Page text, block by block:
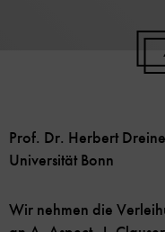
Prof. Dr. Herbert
Universität Bonn
Wir nehmen die